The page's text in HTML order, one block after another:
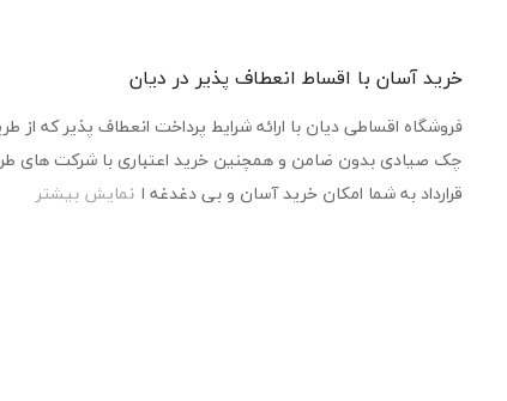
خرید آسان با اقساط انعطاف پذیر در دیان
فروشگاه اقساطی دیان با ارائه شرایط پرداخت انعطاف پذیر که از
چک صیادی بدون ضامن و همچنین خرید اعتباری با شرکت های
قرارداد به شما امکان خرید آسان و بی دغدغه ا نمایش بیشتر